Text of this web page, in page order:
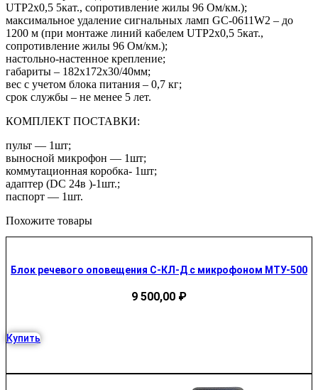
UTP2х0,5 5кат., сопротивление жилы 96 Ом/км.);
максимальное удаление сигнальных ламп GC-0611W2 – до
1200 м (при монтаже линий кабелем UTP2х0,5 5кат.,
сопротивление жилы 96 Ом/км.);
настольно-настенное крепление;
габариты – 182х172х30/40мм;
вес с учетом блока питания – 0,7 кг;
cрок службы – не менее 5 лет.
КОМПЛЕКТ ПОСТАВКИ:
пульт — 1шт;
выносной микрофон — 1шт;
коммутационная коробка- 1шт;
адаптер (DC 24в )-1шт.;
паспорт — 1шт.
Похожите товары
Блок речевого оповещения С-КЛ-Д с микрофоном МТУ-500
9 500,00 ₽
Купить